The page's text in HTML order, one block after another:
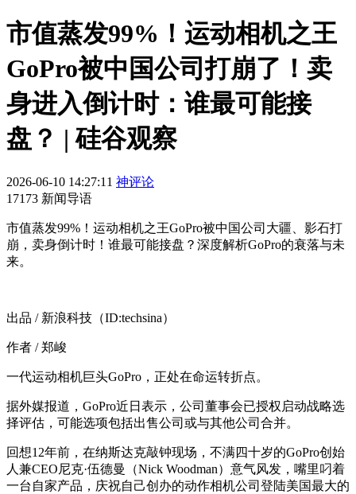
市值蒸发99%！运动相机之王
GoPro被中国公司打崩了！卖
身进入倒计时：谁最可能接
盘？ | 硅谷观察
2026-06-10 14:27:11 神评论
17173 新闻导语
市值蒸发99%！运动相机之王GoPro被中国公司大疆、影石打
崩，卖身倒计时！谁最可能接盘？深度解析GoPro的衰落与未
来。
出品 / 新浪科技（ID:techsina）
作者 / 郑峻
一代运动相机巨头GoPro，正处在命运转折点。
据外媒报道，GoPro近日表示，公司董事会已授权启动战略选
择评估，可能选项包括出售公司或与其他公司合并。
回想12年前，在纳斯达克敲钟现场，不满四十岁的GoPro创始
人兼CEO尼克·伍德曼（Nick Woodman）意气风发，嘴里叼着
一台自家产品，庆祝自己创办的动作相机公司登陆美国最大的